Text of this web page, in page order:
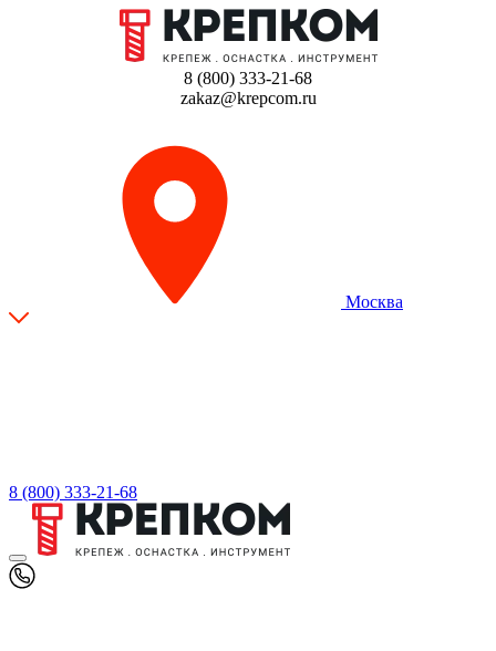
8 (800) 333-21-68
zakaz@krepcom.ru
Москва
8 (800) 333-21-68